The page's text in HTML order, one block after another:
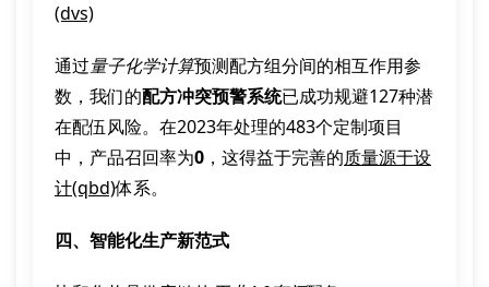
(dvs)
通过量子化学计算预测配方组分间的相互作用参
数，我们的配方冲突预警系统已成功规避127种潜
在配伍风险。在2023年处理的483个定制项目
中，产品召回率为0 ，这得益于完善的质量源于设
计(qbd)体系。
四、智能化生产新范式